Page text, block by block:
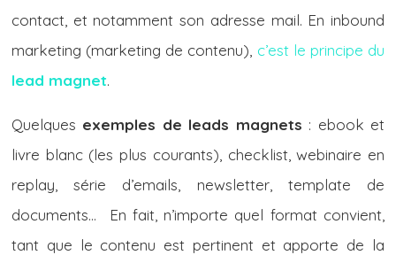
contact, et notamment son adresse mail. En inbound
marketing (marketing de contenu), c’est le principe du
lead magnet.
Quelques exemples de leads magnets : ebook et
livre blanc (les plus courants), checklist, webinaire en
replay, série d’emails, newsletter, template de
documents… En fait, n’importe quel format convient,
tant que le contenu est pertinent et apporte de la